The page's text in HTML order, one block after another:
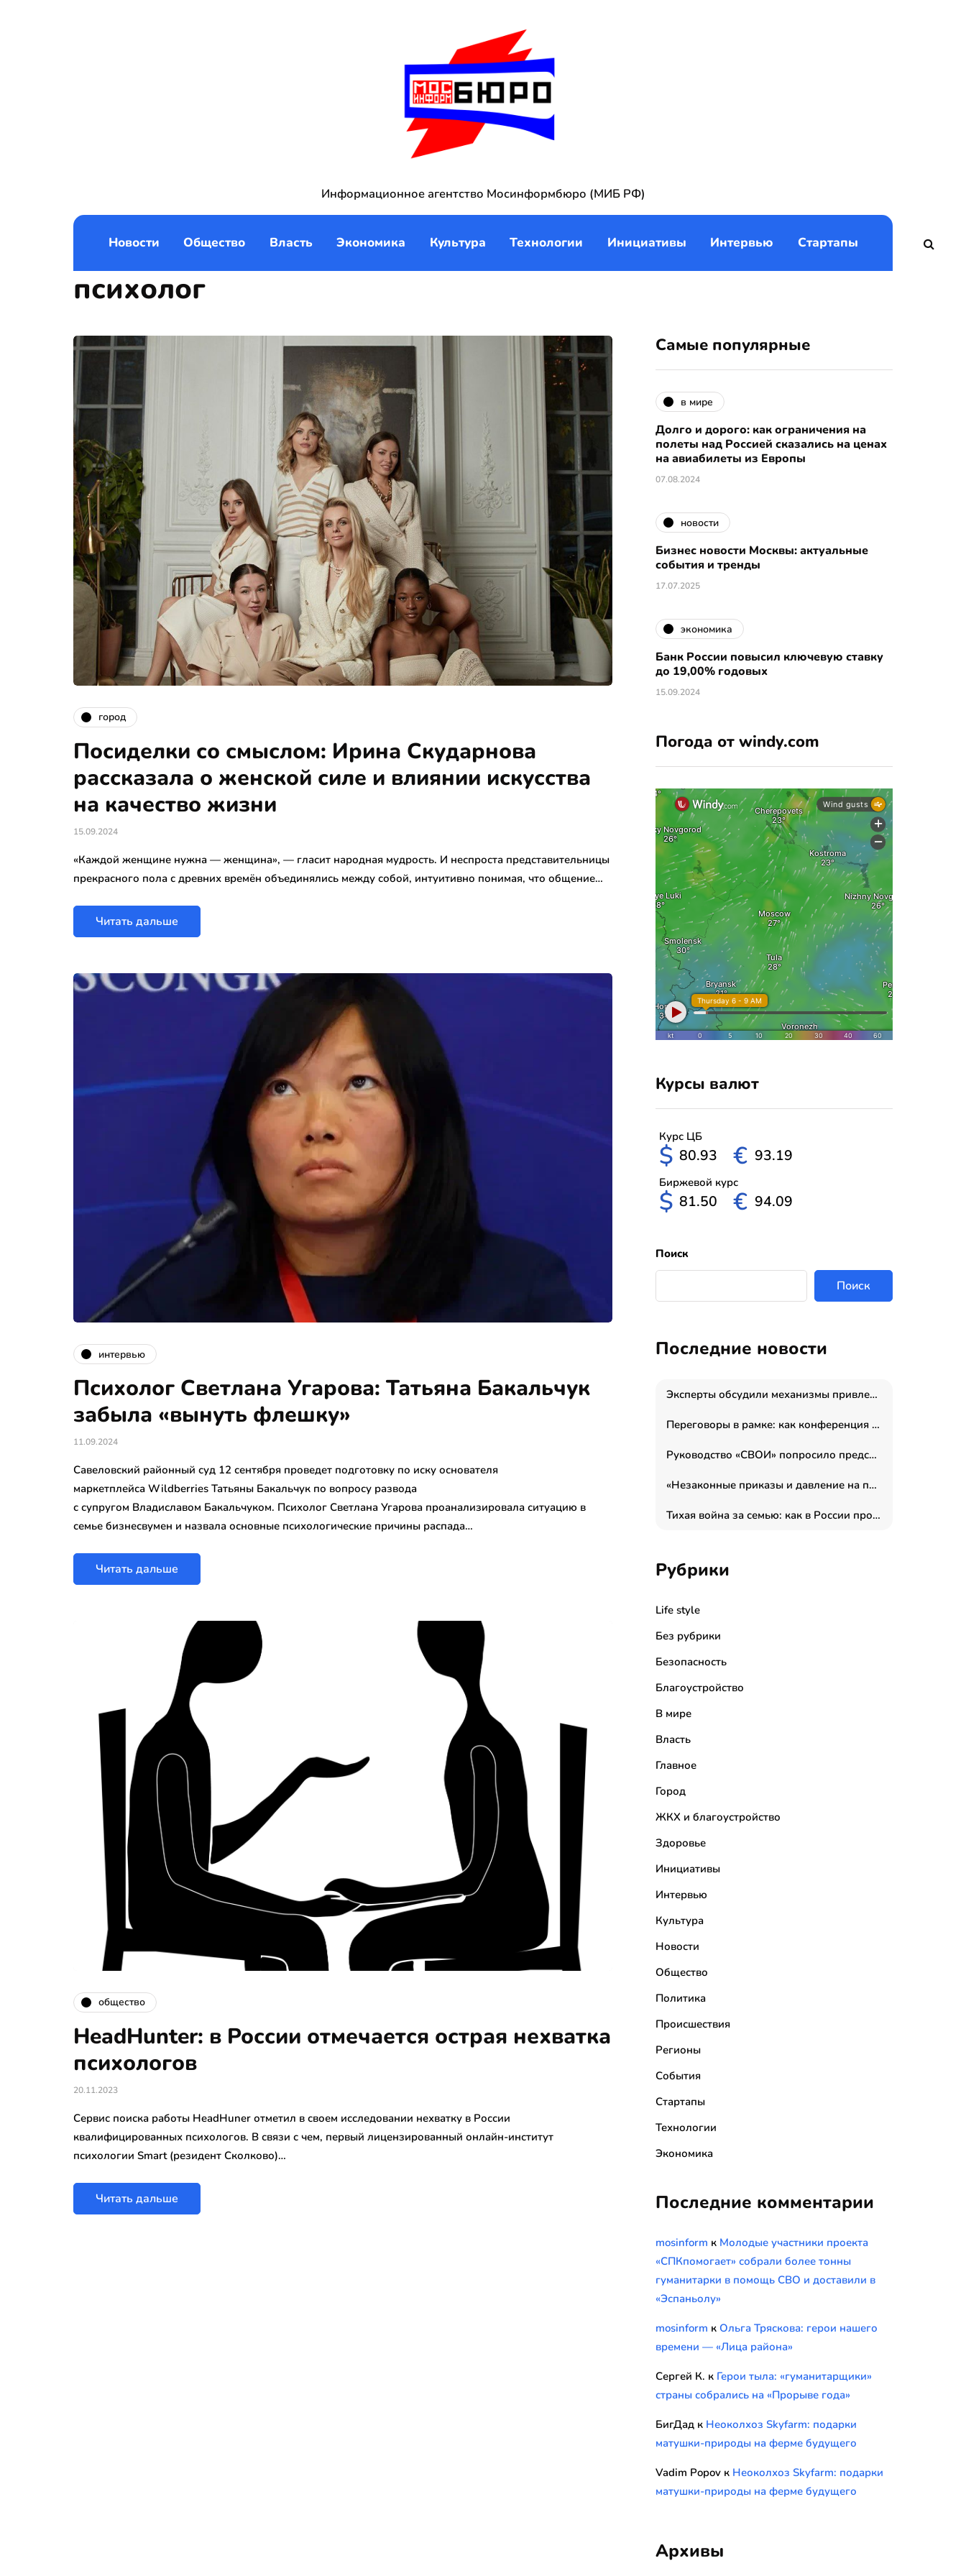
Информационное агентство Мосинформбюро (МИБ РФ)
Новости Общество Власть Экономика Культура Технологии Инициативы Интервью Стартапы
психолог
город
Посиделки со смыслом: Ирина Скударнова
рассказала о женской силе и влиянии искусства
на качество жизни
15.09.2024
«Каждой женщине нужна — женщина», — гласит народная мудрость. И неспроста представительницы
прекрасного пола с древних времён объединялись между собой, интуитивно понимая, что общение…
Читать дальше
интервью
Психолог Светлана Угарова: Татьяна Бакальчук
забыла «вынуть флешку»
11.09.2024
Савеловский районный суд 12 сентября проведет подготовку по иску основателя
маркетплейса Wildberries Татьяны Бакальчук по вопросу развода
с супругом Владиславом Бакальчуком. Психолог Светлана Угарова проанализировала ситуацию в
семье бизнесвумен и назвала основные психологические причины распада…
Читать дальше
общество
HeadHunter: в России отмечается острая нехватка
психологов
20.11.2023
Сервис поиска работы HeadHuner отметил в своем исследовании нехватку в России
квалифицированных психологов. В связи с чем, первый лицензированный онлайн-институт
психологии Smart (резидент Сколково)…
Читать дальше
Самые популярные
в мире
Долго и дорого: как ограничения на
полеты над Россией сказались на ценах
на авиабилеты из Европы
07.08.2024
новости
Бизнес новости Москвы: актуальные
события и тренды
17.07.2025
экономика
Банк России повысил ключевую ставку
до 19,00% годовых
15.09.2024
Погода от windy.com
Курсы валют
Курс ЦБ
$ 80.93 € 93.19
Биржевой курс
$ 81.50 € 94.09
Поиск
Поиск
Последние новости
Эксперты обсудили механизмы привлечения молодых специалистов в промышленные города
Переговоры в рамке: как конференция «Бизнес как искусство» переформатирует деловой этикет в стенах ТПП РФ
Руководство «СВОИ» попросило председателя СКР дать правовую оценку обысков в тыловом штабе
«Незаконные приказы и давление на полицию»: Эрнеста Султанова задержали у посольства Израиля во время одиночного пикета
Тихая война за семью: как в России прошла неделя правовой помощи
Рубрики
Life style
Без рубрики
Безопасность
Благоустройство
В мире
Власть
Главное
Город
ЖКХ и благоустройство
Здоровье
Инициативы
Интервью
Культура
Новости
Общество
Политика
Происшествия
Регионы
События
Стартапы
Технологии
Экономика
Последние комментарии
mosinform к Молодые участники проекта
«СПКпомогает» собрали более тонны
гуманитарки в помощь СВО и доставили в
«Эспаньолу»
mosinform к Ольга Тряскова: герои нашего
времени — «Лица района»
Сергей К. к Герои тыла: «гуманитарщики»
страны собрались на «Прорыве года»
БигДад к Неоколхоз Skyfarm: подарки
матушки-природы на ферме будущего
Vadim Popov к Неоколхоз Skyfarm: подарки
матушки-природы на ферме будущего
Архивы